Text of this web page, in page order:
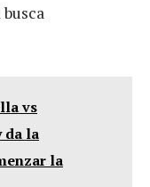
vs
da la
la